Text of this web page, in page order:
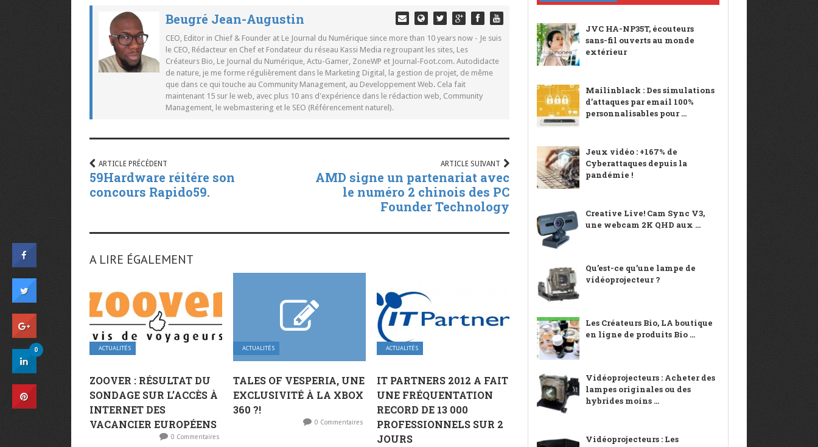
Beugré Jean-Augustin
CEO, Editor in Chief & Founder at Le Journal du Numérique since more than 10 years now - Je suis
le CEO, Rédacteur en Chef et Fondateur du réseau Kassi Media regroupant les sites, Les
Créateurs Bio, Le Journal du Numérique, Actu-Gamer, ZoneWP et Journal-Foot.com. Autodidacte
de nature, je me forme régulièrement dans le Marketing Digital, la gestion de projet, de même
que dans ce qui touche au Community Management, au Developpement Web. Cela fait
maintenant 15 sur le web, avec plus 10 ans d'expérience dans le rédaction web, Community
Management, le webmastering et le SEO (Référencement naturel).
ARTICLE PRÉCÉDENT
59Hardware réitére son
concours Rapido59.
ARTICLE SUIVANT
AMD signe un partenariat avec
le numéro 2 chinois des PC
Founder Technology
A LIRE ÉGALEMENT
ACTUALITÉS
ZOOVER : RÉSULTAT DU
SONDAGE SUR L’ACCÈS À
INTERNET DES
VACANCIER EUROPÉENS
0 Commentaires
ACTUALITÉS
TALES OF VESPERIA, UNE
EXCLUSIVITÉ À LA XBOX
360 ?!
0 Commentaires
ACTUALITÉS
IT PARTNERS 2012 A FAIT
UNE FRÉQUENTATION
RECORD DE 13 000
PROFESSIONNELS SUR 2
JOURS
JVC HA-NP35T, écouteurs
sans-fil ouverts au monde
extérieur
Mailinblack : Des simulations
d’attaques par email 100%
personnalisables pour ...
Jeux vidéo : +167% de
Cyberattaques depuis la
pandémie !
Creative Live! Cam Sync V3,
une webcam 2K QHD aux ...
Qu’est-ce qu’une lampe de
vidéoprojecteur ?
Les Créateurs Bio, LA boutique
en ligne de produits Bio ...
Vidéoprojecteurs : Acheter des
lampes originales ou des
hybrides moins ...
Vidéoprojecteurs : Les
0